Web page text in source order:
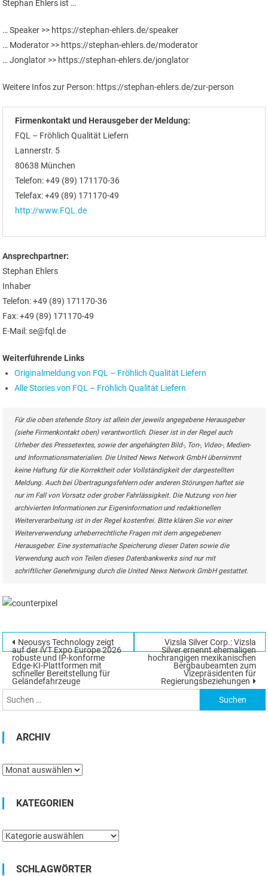
Stephan Ehlers ist …
… Speaker >> https://stephan-ehlers.de/speaker
… Moderator >> https://stephan-ehlers.de/moderator
… Jonglator >> https://stephan-ehlers.de/jonglator
Weitere Infos zur Person: https://stephan-ehlers.de/zur-person
Firmenkontakt und Herausgeber der Meldung:
FQL – Fröhlich Qualität Liefern
Lannerstr. 5
80638 München
Telefon: +49 (89) 171170-36
Telefax: +49 (89) 171170-49
http://www.FQL.de
Ansprechpartner:
Stephan Ehlers
Inhaber
Telefon: +49 (89) 171170-36
Fax: +49 (89) 171170-49
E-Mail: se@fql.de
Weiterführende Links
Originalmeldung von FQL – Fröhlich Qualität Liefern
Alle Stories von FQL – Fröhlich Qualität Liefern
Für die oben stehende Story ist allein der jeweils angegebene Herausgeber
(siehe Firmenkontakt oben) verantwortlich. Dieser ist in der Regel auch
Urheber des Pressetextes, sowie der angehängten Bild-, Ton-, Video-, Medien-
und Informationsmaterialien. Die United News Network GmbH übernimmt
keine Haftung für die Korrektheit oder Vollständigkeit der dargestellten
Meldung. Auch bei Übertragungsfehlern oder anderen Störungen haftet sie
nur im Fall von Vorsatz oder grober Fahrlässigkeit. Die Nutzung von hier
archivierten Informationen zur Eigeninformation und redaktionellen
Weiterverarbeitung ist in der Regel kostenfrei. Bitte klären Sie vor einer
Weiterverwendung urheberrechtliche Fragen mit dem angegebenen
Herausgeber. Eine systematische Speicherung dieser Daten sowie die
Verwendung auch von Teilen dieses Datenbankwerks sind nur mit
schriftlicher Genehmigung durch die United News Network GmbH gestattet.
Beitragsnavigation
Neousys Technology zeigt
auf der iVT Expo Europe 2026
robuste und IP-konforme
Edge-KI-Plattformen mit
schneller Bereitstellung für
Geländefahrzeuge
Vizsla Silver Corp.: Vizsla
Silver ernennt ehemaligen
hochrangigen mexikanischen
Bergbaubeamten zum
Vizepräsidenten für
Regierungsbeziehungen
nach:
ARCHIV
Archiv
KATEGORIEN
Kategorien
SCHLAGWÖRTER